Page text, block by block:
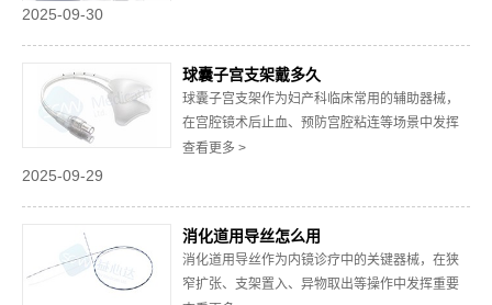
初始压迫要求桡动脉压迫止血带主要应用于桡动
脉穿刺术后...
2025-09-30
球囊子宫支架戴多久
球囊子宫支架作为妇产科临床常用的辅助器械，
在宫腔镜术后止血、预防宫腔粘连等场景中发挥
重要作用。其佩戴时长并非统一标准，需结合患
治疗目的决定基础周期不同治疗需求下，球囊子
宫支架佩...
查看更多 >
2025-09-29
消化道用导丝怎么用
消化道用导丝作为内镜诊疗中的关键器械，在狭
窄扩张、支架置入、异物取出等操作中发挥重要